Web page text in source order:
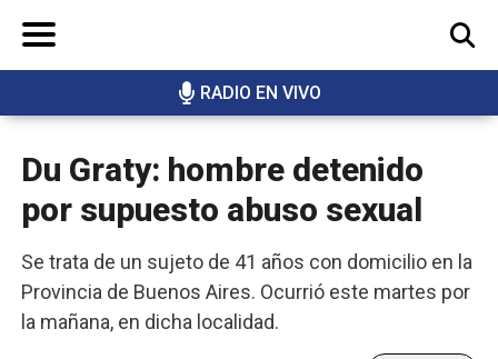
RADIO EN VIVO
BUSCAR
Du Graty: hombre detenido
por supuesto abuso sexual
Se trata de un sujeto de 41 años con domicilio en la
Provincia de Buenos Aires. Ocurrió este martes por
la mañana, en dicha localidad.